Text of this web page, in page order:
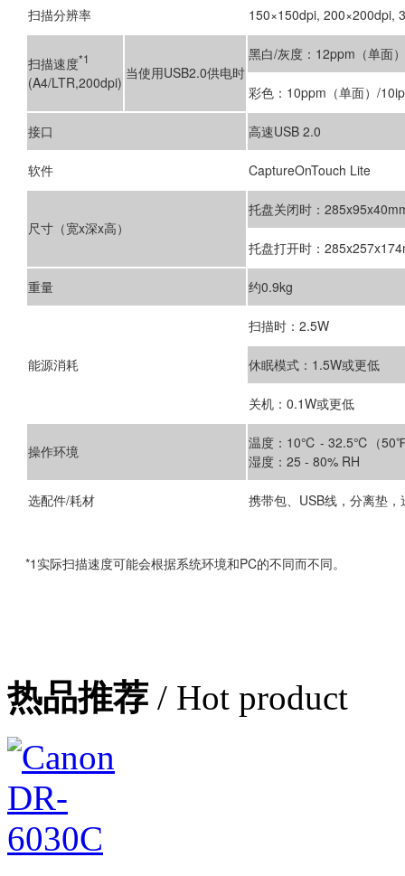
扫描分辨率 150×150dpi, 200×200dpi,
扫描速度*1
(A4/LTR,200dpi)
当使用USB2.0供电时
黑白/灰度：12ppm（单面
彩色：10ppm（单面）/
接口 高速USB 2.0
软件 CaptureOnTouch Lite
尺寸（宽x深x高）
托盘关闭时：
托盘打开时：
重量 约0.9kg
能源消耗
扫描时：2.5W
休眠模式：1.5W或更低
关机：0.1W或更低
操作环境
温度：10℃ - 32.5℃（
湿度：25 - 80% RH
选配件/耗材 携带包、USB线，分离垫，
*1实际扫描速度可能会根据系统环境和PC的不同而不同。
热品推荐 / Hot product